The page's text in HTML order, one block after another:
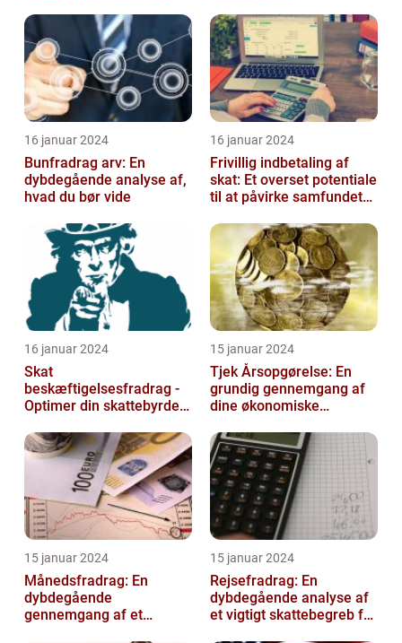
16 januar 2024
Bunfradrag arv: En
dybdegående analyse af,
hvad du bør vide
16 januar 2024
Frivillig indbetaling af
skat: Et overset potentiale
til at påvirke samfundet
16 januar 2024
Skat
beskæftigelsesfradrag -
Optimer din skattebyrde
15 januar 2024
Tjek Årsopgørelse: En
grundig gennemgang af
dine økonomiske
15 januar 2024
Månedsfradrag: En
dybdegående
gennemgang af et
15 januar 2024
Rejsefradrag: En
dybdegående analyse af
et vigtigt skattebegreb for